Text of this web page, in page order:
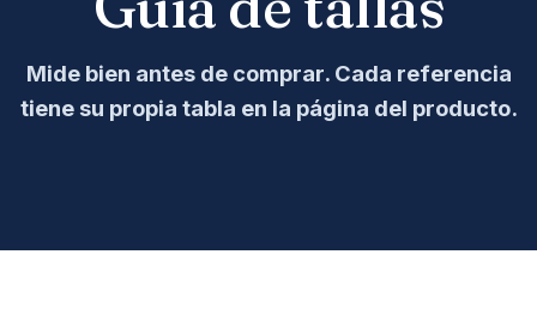
Mide bien antes de comprar. Cada referencia
tiene su propia tabla en la página del producto.